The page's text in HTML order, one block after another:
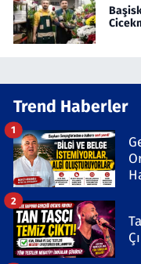
Trend Haberler
1
2